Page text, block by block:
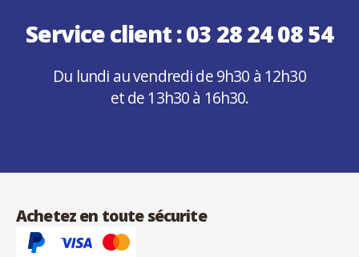
Service client :03 28 24 08 54
Du lundi au vendredi de 9h30 à 12h30
et de 13h30 à 16h30.
Achetez en toute sécurite